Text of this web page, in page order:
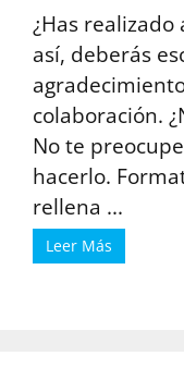
¿Has realizado
así, deberás
colaboración.
No te
hacerlo.
rellena ...
Leer Más